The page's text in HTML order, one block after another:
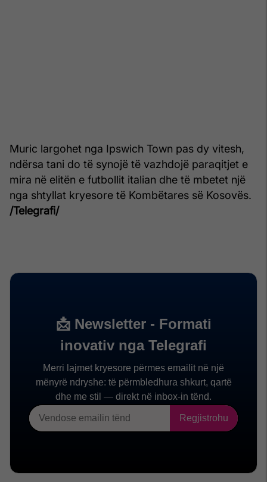
Muric largohet nga Ipswich Town pas dy vitesh,
ndërsa tani do të synojë të vazhdojë paraqitjet e
mira në elitën e futbollit italian dhe të mbetet një
nga shtyllat kryesore të Kombëtares së Kosovës.
/Telegrafi/